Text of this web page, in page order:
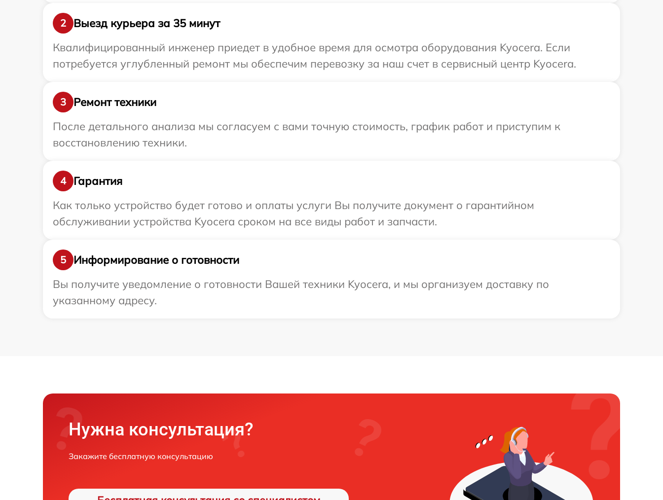
2
Выезд курьера за 35 минут
Квалифицированный инженер приедет в удобное время для осмотра оборудования Kyocera. Если
потребуется углубленный ремонт мы обеспечим перевозку за наш счет в сервисный центр Kyocera.
3
Ремонт техники
После детального анализа мы согласуем с вами точную стоимость, график работ и приступим к
восстановлению техники.
4
Гарантия
Как только устройство будет готово и оплаты услуги Вы получите документ о гарантийном
обслуживании устройства Kyocera сроком на все виды работ и запчасти.
5
Информирование о готовности
Вы получите уведомление о готовности Вашей техники Kyocera, и мы организуем доставку по
указанному адресу.
Нужна консультация?
Закажите бесплатную консультацию